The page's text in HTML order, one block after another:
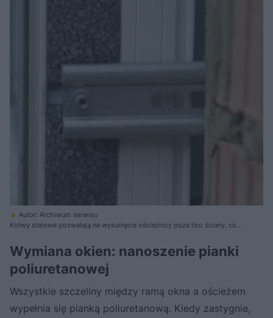
Autor: Archiwum serwisu
Kotwy stalowe pozwalają na wysunięcie ościeżnicy poza lico ściany, co
Wymiana okien: nanoszenie pianki
poliuretanowej
Wszystkie szczeliny między ramą okna a ościeżem
wypełnia się pianką poliuretanową. Kiedy zastygnie,